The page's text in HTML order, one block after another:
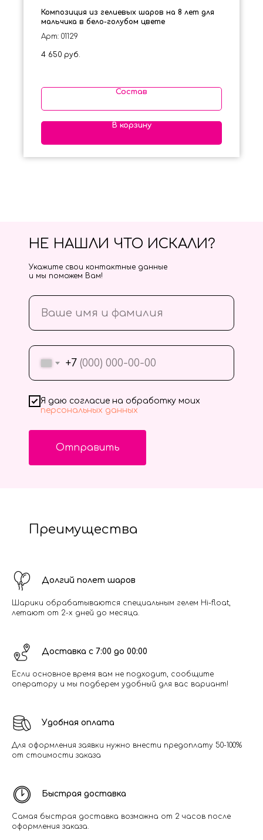
Композиция из гелиевых шаров на 8 лет для
мальчика в бело-голубом цвете
Арт: 01129
4 650 руб.
Состав
В корзину
+7
Я даю согласие на обработку моих
персональных данных
Отправить
НЕ НАШЛИ ЧТО ИСКАЛИ?
Укажите свои контактные данные
и мы поможем Вам!
Преимущества
Долгий полет шаров
Шарики обрабатываются специальным гелем Hi-float,
летают от 2-х дней до месяца.
Доставка с 7:00 до 00:00
Если основное время вам не подходит, сообщите
оператору и мы подберем удобный для вас вариант!
Удобная оплата
Для оформления заявки нужно внести предоплату 50-100%
от стоимости заказа
Быстрая доставка
Самая быстрая доставка возможна от 2 часов после
оформления заказа.